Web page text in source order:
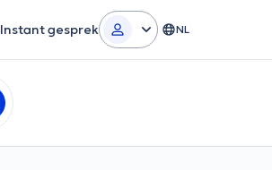
Instant gesprek NL